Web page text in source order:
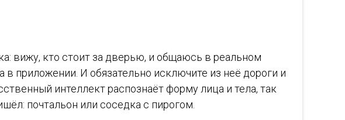
вижу, кто стоит за дверью, и общаюсь в реальном
приложении. И обязательно исключите из неё дороги и
интеллект распознаёт форму лица и тела, так
почтальон или соседка с пирогом.